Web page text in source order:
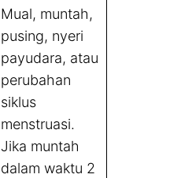
Mual, muntah,
pusing, nyeri
payudara, atau
perubahan
siklus
menstruasi.
Jika muntah
dalam waktu 2